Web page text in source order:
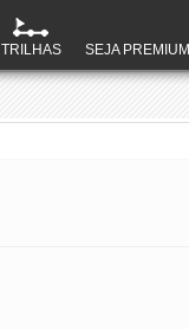
TRILHAS SEJA PREMIUM